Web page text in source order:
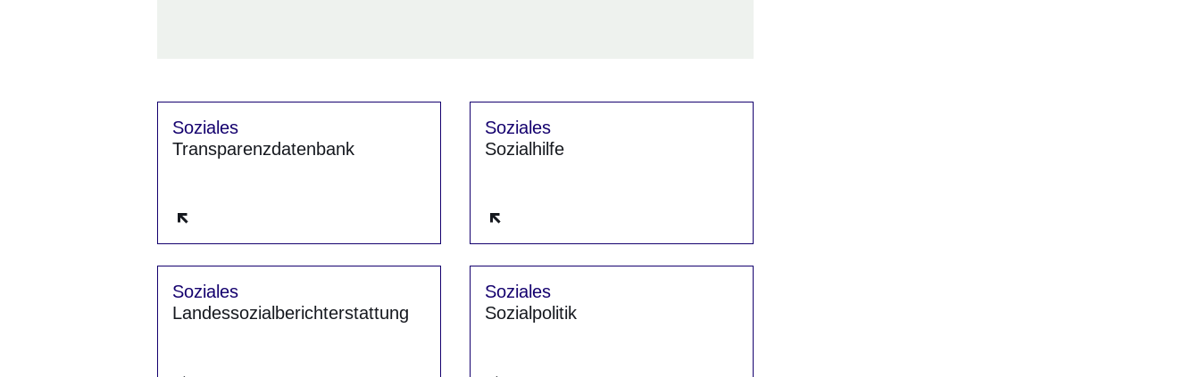
Soziales
Transparenzdatenbank
Soziales
Sozialhilfe
Soziales
Landessozialberichterstattung
Soziales
Sozialpolitik